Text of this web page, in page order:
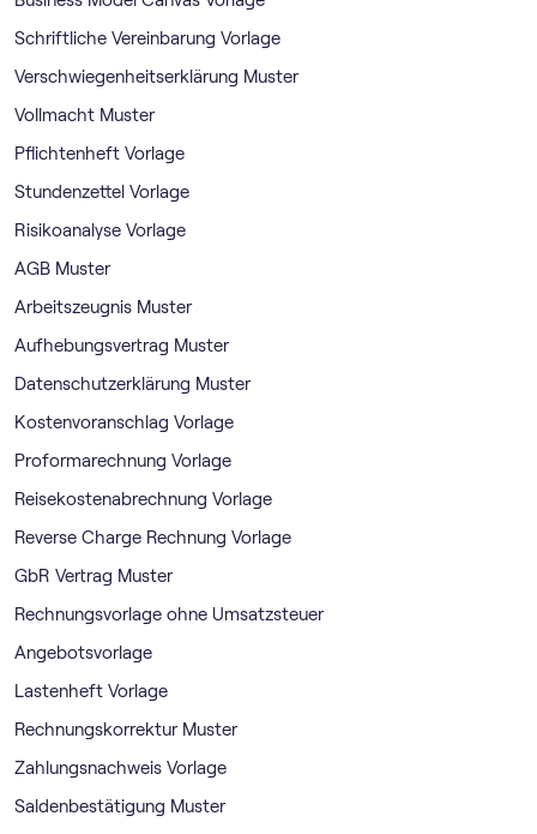
Schriftliche Vereinbarung Vorlage
Verschwiegenheitserklärung Muster
Vollmacht Muster
Pflichtenheft Vorlage
Stundenzettel Vorlage
Risikoanalyse Vorlage
AGB Muster
Arbeitszeugnis Muster
Aufhebungsvertrag Muster
Datenschutzerklärung Muster
Kostenvoranschlag Vorlage
Proformarechnung Vorlage
Reisekostenabrechnung Vorlage
Reverse Charge Rechnung Vorlage
GbR Vertrag Muster
Rechnungsvorlage ohne Umsatzsteuer
Angebotsvorlage
Lastenheft Vorlage
Rechnungskorrektur Muster
Zahlungsnachweis Vorlage
Saldenbestätigung Muster